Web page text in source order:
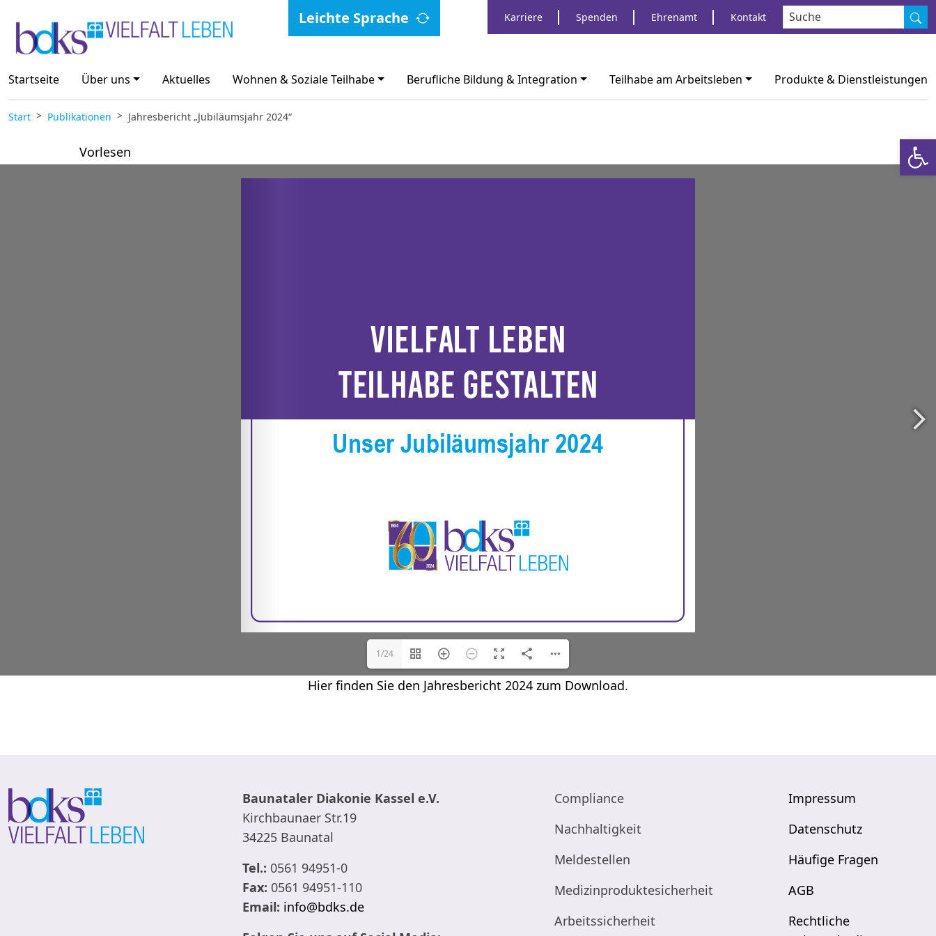
Leichte Sprache Karriere Spenden Ehrenamt Kontakt
Startseite Über uns Aktuelles Wohnen & Soziale Teilhabe Berufliche Bildung & Integration Teilhabe am Arbeitsleben Produkte & Dienstleistungen
Start Publikationen Jahresbericht „Jubiläumsjahr 2024“
Vorlesen
1/24
Hier finden Sie den Jahresbericht 2024 zum Download.
Baunataler Diakonie Kassel e.V.
Kirchbaunaer Str.19
34225 Baunatal
Tel.: 0561 94951-0
Fax: 0561 94951-110
Email: info@bdks.de
Compliance
Nachhaltigkeit
Meldestellen
Medizinproduktesicherheit
Arbeitssicherheit
Impressum
Datenschutz
Häufige Fragen
AGB
Rechtliche